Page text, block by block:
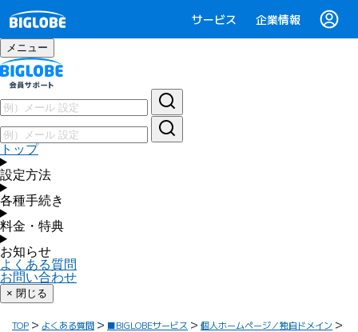
サービス 企業情報
メニュー
トップ
設定方法
各種手続き
料金・特典
お知らせ
よくある質問
お問い合わせ
× 閉じる
TOP よくある質問 ■BIGLOBEサービス
個人ホームページ／独自ドメイン